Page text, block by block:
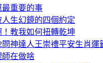
最重要的事
人生幻鏡的四個約定
！教我如何扭轉乾坤
問神達人王崇禮平安生肖運
師在做啥